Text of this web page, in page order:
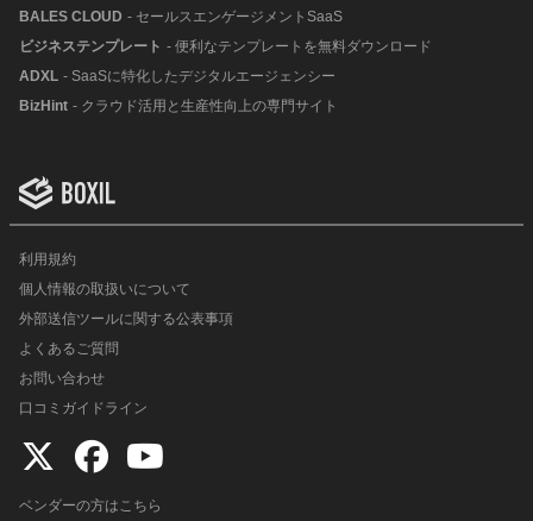
BALES CLOUD - セールスエンゲージメントSaaS
ビジネステンプレート - 便利なテンプレートを無料ダウンロード
ADXL - SaaSに特化したデジタルエージェンシー
BizHint - クラウド活用と生産性向上の専門サイト
利用規約
個人情報の取扱いについて
外部送信ツールに関する公表事項
よくあるご質問
お問い合わせ
口コミガイドライン
ベンダーの方はこちら